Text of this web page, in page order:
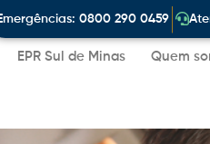
0800 290 0459
EPR Sul de Minas Quem